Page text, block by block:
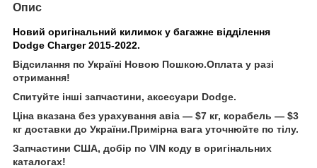
Опис
Новий оригінальний килимок у багажне відділення
Dodge Charger 2015-2022.
Відсилання по Україні Новою Пошкою.Оплата у разі
отримання!
Спитуйте інші запчастини, аксесуари Dodge.
Ціна вказана без урахування авіа — $7 кг, корабель — $3
кг доставки до України.Примірна вага уточнюйте по тілу.
Запчастини США, добір по VIN коду в оригінальних
каталогах!